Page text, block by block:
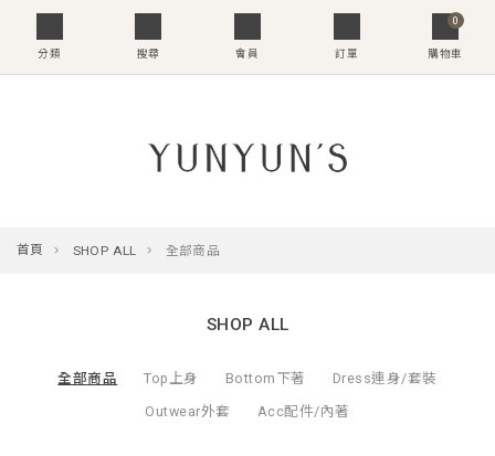
分類 搜尋 會員 訂單
0
購物車
首頁 SHOP ALL 全部商品
SHOP ALL
全部商品 Top上身 Bottom下著
Dress連身/套裝
Outwear外套
Acc配件/內著